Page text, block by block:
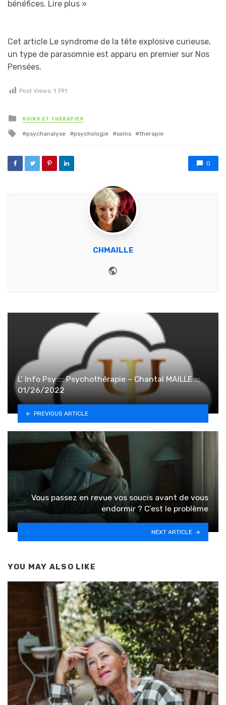
bénéfices. Lire plus »
Cet article Le syndrome de la tête explosive curieuse,
un type de parasomnie est apparu en premier sur Nos
Pensées.
Post Views: 1 791
Posted in
SOINS ET THÉRAPIES
Tagged with
psychanalyse psychologie soins therapie
0
CHMAILLE
L’ Info Psy ::: Psychothérapie – Chantal MAILLE :::
01/26/2022
PREVIOUS ARTICLE
Vous passez en revue vos soucis avant de vous
endormir ? C’est le problème
NEXT ARTICLE
YOU MAY ALSO LIKE